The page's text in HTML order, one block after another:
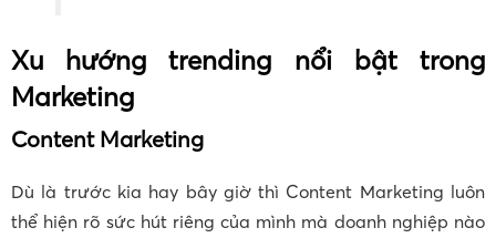
Xu hướng trending nổi bật trong
Marketing
Content Marketing
Dù là trước kia hay bây giờ thì Content Marketing luôn
thể hiện rõ sức hút riêng của mình mà doanh nghiệp nào